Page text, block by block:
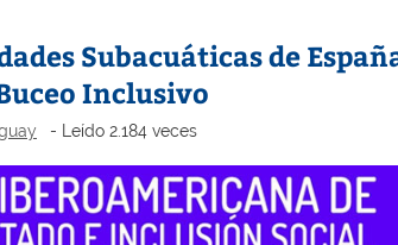
Subacuáticas de
Inclusivo
- Leído 2.184 veces